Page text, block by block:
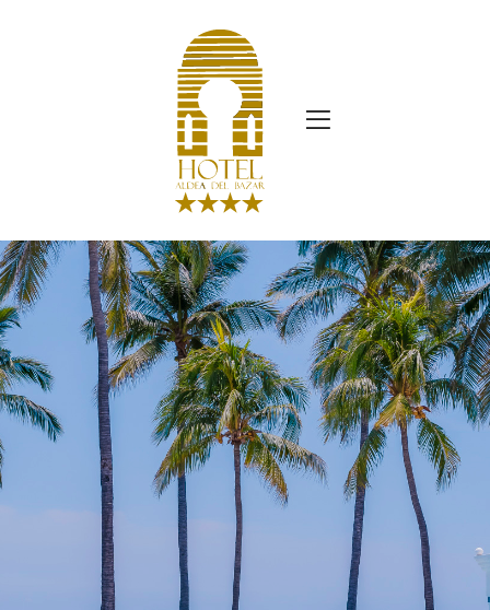
Inicio_2
Page 404
Servicios